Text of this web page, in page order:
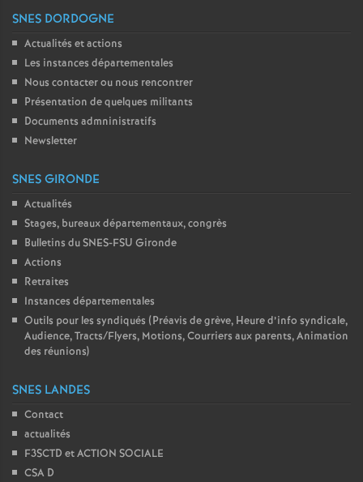
SNES DORDOGNE
Actualités et actions
Les instances départementales
Nous contacter ou nous rencontrer
Présentation de quelques militants
Documents admninistratifs
Newsletter
SNES GIRONDE
Actualités
Stages, bureaux départementaux, congrès
Bulletins du SNES-FSU Gironde
Actions
Retraites
Instances départementales
Outils pour les syndiqués (Préavis de grève, Heure d’info syndicale,
Audience, Tracts/Flyers, Motions, Courriers aux parents, Animation
des réunions)
SNES LANDES
Contact
actualités
F3SCTD et ACTION SOCIALE
CSA D